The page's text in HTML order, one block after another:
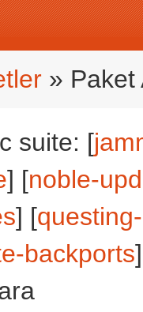
» Paket
suite: [
] [noble-
] [
backports